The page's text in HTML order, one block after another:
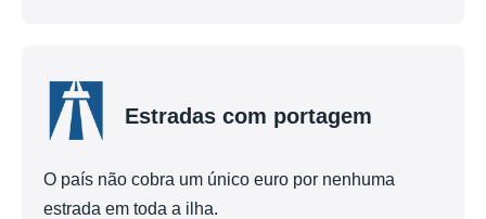
Estradas com portagem
O país não cobra um único euro por nenhuma
estrada em toda a ilha.